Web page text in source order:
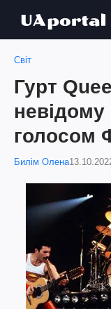
Світ
Гурт
невідому
голосом
Билім Олена